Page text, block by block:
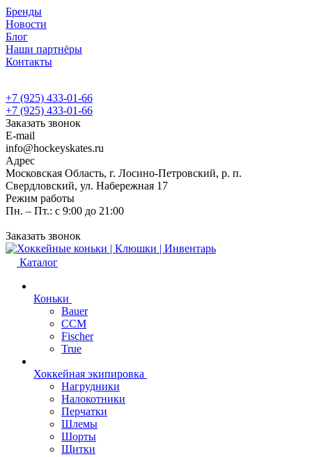
Бренды
Новости
Блог
Наши партнёры
Контакты
+7 (925) 433-01-66
+7 (925) 433-01-66
Заказать звонок
E-mail
info@hockeyskates.ru
Адрес
Московская Область, г. Лосино-Петровский, р. п.
Свердловский, ул. Набережная 17
Режим работы
Пн. – Пт.: с 9:00 до 21:00
Заказать звонок
Каталог
Коньки
Bauer
CCM
Fischer
True
Хоккейная экипировка
Нагрудники
Налокотники
Перчатки
Шлемы
Шорты
Щитки